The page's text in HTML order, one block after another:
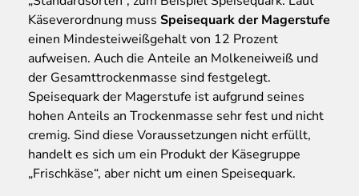
Käseverordnung muss Speisequark der Magerstufe
einen Mindesteiweißgehalt von 12 Prozent
aufweisen. Auch die Anteile an Molkeneiweiß und
der Gesamttrockenmasse sind festgelegt.
Speisequark der Magerstufe ist aufgrund seines
hohen Anteils an Trockenmasse sehr fest und nicht
cremig. Sind diese Voraussetzungen nicht erfüllt,
handelt es sich um ein Produkt der Käsegruppe
„Frischkäse“, aber nicht um einen Speisequark.